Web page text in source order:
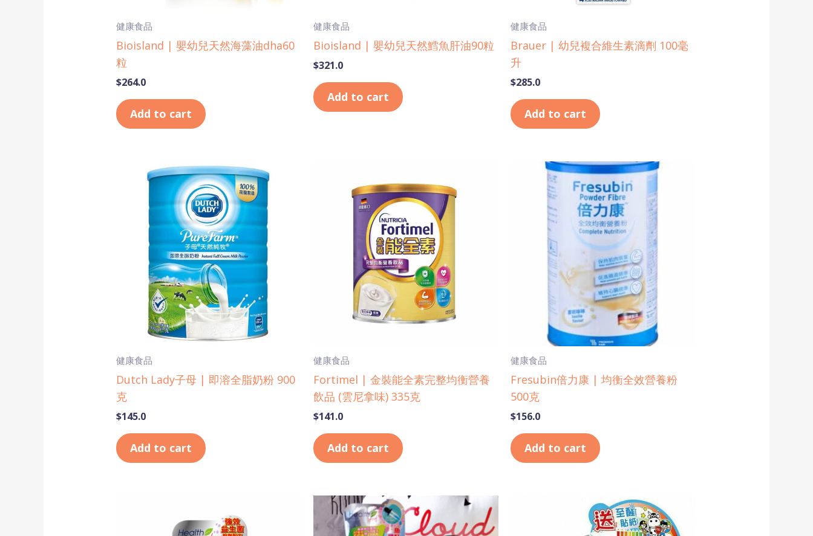
健康食品
Bioisland | 嬰幼兒天然海藻油dha60
粒
$264.0
Add to cart
健康食品
Bioisland | 嬰幼兒天然鱈魚肝油90粒
$321.0
Add to cart
健康食品
Brauer | 幼兒複合維生素滴劑 100毫
升
$285.0
Add to cart
健康食品
Dutch Lady子母 | 即溶全脂奶粉 900
克
$145.0
Add to cart
健康食品
Fortimel | 金裝能全素完整均衡營養
飲品 (雲尼拿味) 335克
$141.0
Add to cart
健康食品
Fresubin倍力康 | 均衡全效營養粉
500克
$156.0
Add to cart